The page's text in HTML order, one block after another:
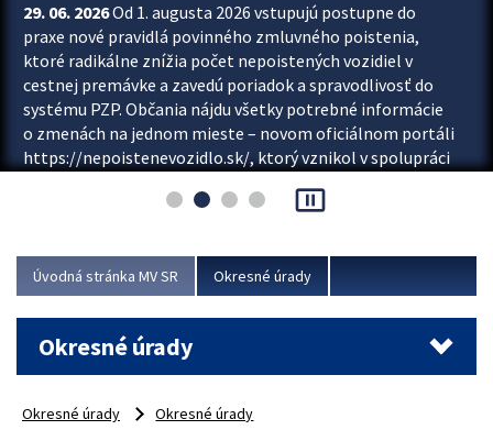
29. 06. 2026Od 1. augusta 2026 vstupujú postupne do
praxe nové pravidlá povinného zmluvného poistenia,
ktoré radikálne znížia počet nepoistených vozidiel v
cestnej premávke a zavedú poriadok a spravodlivosť do
systému PZP. Občania nájdu všetky potrebné informácie
o zmenách na jednom mieste – novom oficiálnom portáli
https://nepoistenevozidlo.sk/, ktorý vznikol v spolupráci
asociácie poisťovní (SLASPO) a Ministerstva vnútra SR.
Viac
pause_presentation
Úvodná stránka MV SR Okresné úrady
Okresné úrady
Okresné úrady
Okresné úrady